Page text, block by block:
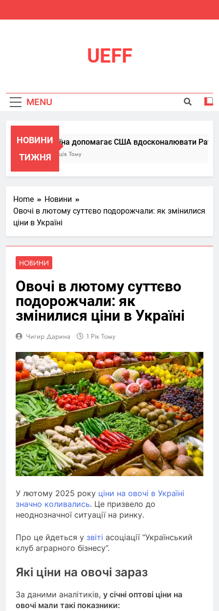
UEFF
MENU
НОВИНИ
ТИЖНЯ
Україна допомагає США вдосконалювати Patriot,
6 Місяців Тому
Home
Новини
Овочі в лютому суттєво подорожчали: як змінилися
ціни в Україні
НОВИНИ
Овочі в лютому суттєво
подорожчали: як
змінилися ціни в Україні
Чигир Дарина 1 Рік Тому
У лютому 2025 року ціни на овочі в Україні
значно коливались. Це призвело до
неоднозначної ситуації на ринку.
Про це йдеться у звіті асоціації “Український
клуб аграрного бізнесу”.
Які ціни на овочі зараз
За даними аналітиків, у січні оптові ціни на
овочі мали такі показники: